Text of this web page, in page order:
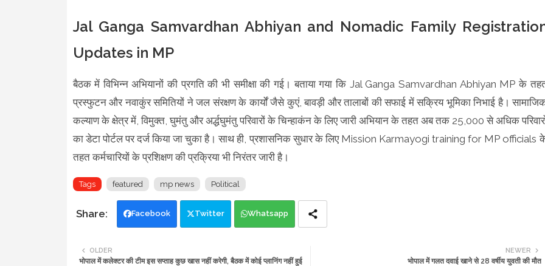
Jal Ganga Samvardhan Abhiyan and Nomadic Family
Updates in MP
बैठक में विभिन्न अभियानों की प्रगति की भी समीक्षा की गई। बताया गया कि Jal Ganga Samvardhan Abhiyan MP के
प्रस्फुटन और नवाकुंर समितियों ने जल संरक्षण के कार्यों जैसे कुएं, बावड़ी और तालाबों की सफाई में सक्रिय भूमिका निभाई है।
कल्याण के क्षेत्र में, विमुक्त, घुमंतु और अर्द्धघुमंतु परिवारों के चिन्हाकंन के लिए जारी अभियान के तहत अब तक 25,000 से अधिक
का डेटा पोर्टल पर दर्ज किया जा चुका है। साथ ही, प्रशासनिक सुधार के लिए Mission Karmayogi training for MP officials
तहत कर्मचारियों के प्रशिक्षण की प्रक्रिया भी निरंतर जारी है।
Tags featured mp news Political
Facebook Twitter Whatsapp
NEWER
भोपाल में गलत दवाई खाने से 28 वर्षीय युवती की मौत
OLDER
भोपाल में कलेक्टर की टीम इस सप्ताह कुछ खास नहीं करेगी, बैठक में कोई प्लानिंग नहीं हुई